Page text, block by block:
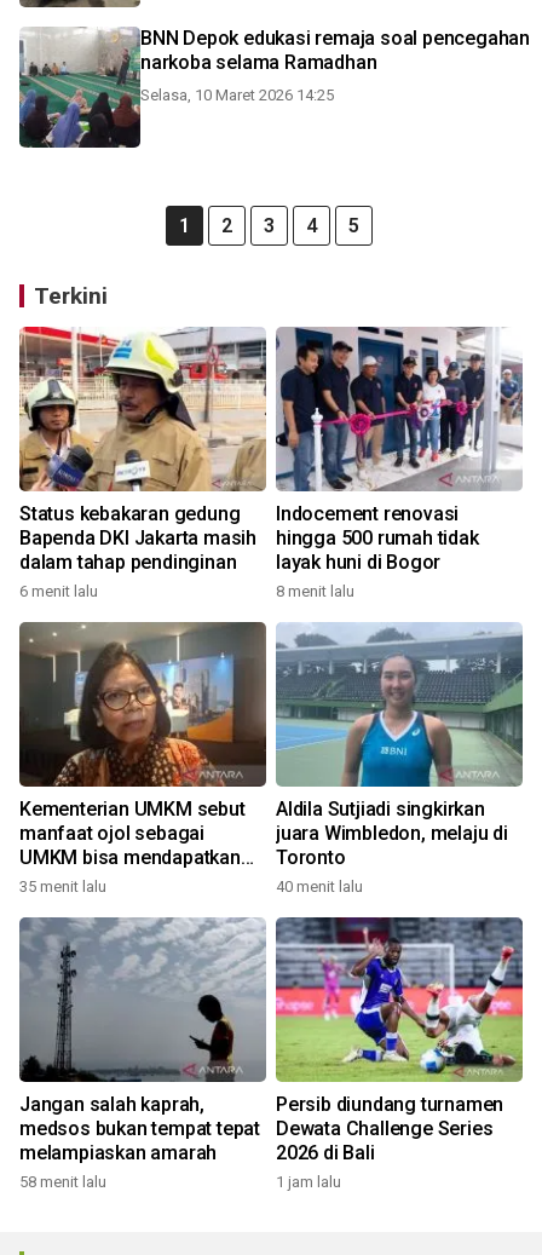
BNN Depok edukasi remaja soal pencegahan
narkoba selama Ramadhan
Selasa, 10 Maret 2026 14:25
1 2 3 4 5
Terkini
Status kebakaran gedung
Bapenda DKI Jakarta masih
dalam tahap pendinginan
6 menit lalu
Indocement renovasi
hingga 500 rumah tidak
layak huni di Bogor
8 menit lalu
Kementerian UMKM sebut
manfaat ojol sebagai
UMKM bisa mendapatkan
KUR
35 menit lalu
Aldila Sutjiadi singkirkan
juara Wimbledon, melaju di
Toronto
40 menit lalu
Jangan salah kaprah,
medsos bukan tempat tepat
melampiaskan amarah
58 menit lalu
Persib diundang turnamen
Dewata Challenge Series
2026 di Bali
1 jam lalu